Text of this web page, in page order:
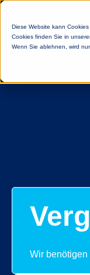
Diese Website kann
Cookies finden Sie in
Wenn Sie ablehnen, wird
Wir benötigen